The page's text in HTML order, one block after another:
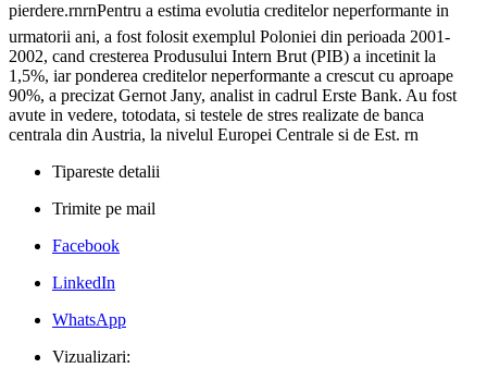
pierdere.rnrnPentru a estima evolutia creditelor neperformante in
urmatorii ani, a fost folosit exemplul Poloniei din perioada 2001-
2002, cand cresterea Produsului Intern Brut (PIB) a incetinit la
1,5%, iar ponderea creditelor neperformante a crescut cu aproape
90%, a precizat Gernot Jany, analist in cadrul Erste Bank. Au fost
avute in vedere, totodata, si testele de stres realizate de banca
centrala din Austria, la nivelul Europei Centrale si de Est. rn
Tipareste detalii
Trimite pe mail
Facebook
LinkedIn
WhatsApp
Vizualizari: